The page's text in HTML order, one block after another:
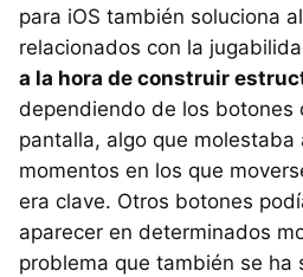
para iOS también soluciona
relacionados con la
a la hora de construir
dependiendo de los botones
pantalla, algo que molestaba
momentos en los que
era clave. Otros botones
aparecer en determinados
problema que también se ha